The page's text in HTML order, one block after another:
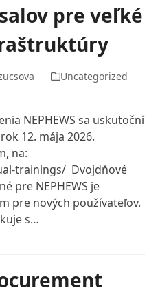
pre veľké
Uncategorized
NEPHEWS sa uskutoční
12. mája 2026.
na:
trainings/ Dvojdňové
pre NEPHEWS je
pre nových používateľov.
s…